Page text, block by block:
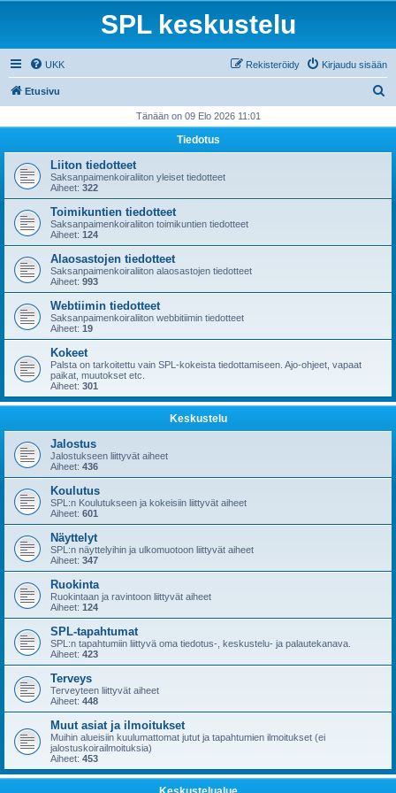
SPL keskustelu
UKK Kirjaudu sisään
Rekisteröidy
Etusivu
i
Tänään on 09 Elo 2026 11:01
Tiedotus
Liiton tiedotteet
Saksanpaimenkoiraliiton yleiset tiedotteet
Aiheet: 322
Toimikuntien tiedotteet
Saksanpaimenkoiraliiton toimikuntien tiedotteet
Aiheet: 124
Alaosastojen tiedotteet
Saksanpaimenkoiraliiton alaosastojen tiedotteet
Aiheet: 993
Webtiimin tiedotteet
Saksanpaimenkoiraliiton webbitiimin tiedotteet
Aiheet: 19
Kokeet
Palsta on tarkoitettu vain SPL-kokeista tiedottamiseen. Ajo-ohjeet, vapaat
paikat, muutokset etc.
Aiheet: 301
Keskustelu
Jalostus
Jalostukseen liittyvät aiheet
Aiheet: 436
Koulutus
SPL:n Koulutukseen ja kokeisiin liittyvät aiheet
Aiheet: 601
Näyttelyt
SPL:n näyttelyihin ja ulkomuotoon liittyvät aiheet
Aiheet: 347
Ruokinta
Ruokintaan ja ravintoon liittyvät aiheet
Aiheet: 124
SPL-tapahtumat
SPL:n tapahtumiin liittyvä oma tiedotus-, keskustelu- ja palautekanava.
Aiheet: 423
Terveys
Terveyteen liittyvät aiheet
Aiheet: 448
Muut asiat ja ilmoitukset
Muihin alueisiin kuulumattomat jutut ja tapahtumien ilmoitukset (ei
jalostuskoirailmoituksia)
Aiheet: 453